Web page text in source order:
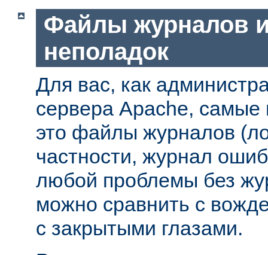
Файлы журналов
неполадок
Для вас, как
сервера Apache,
это файлы журналов
частности, журнал
любой проблемы без
можно сравнить с
с закрытыми глазами.